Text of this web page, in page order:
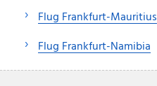
Flug Frankfurt-Mauritius
Flug Frankfurt-Namibia